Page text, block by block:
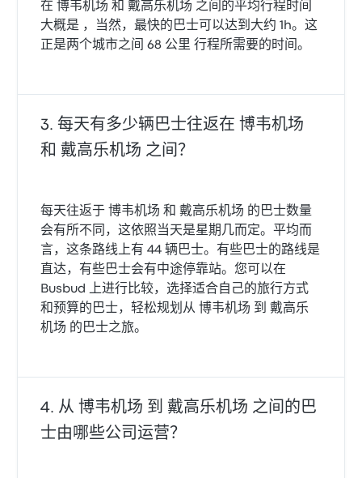
在 博韦机场 和 戴高乐机场 之间的平均行程时间
大概是 ，当然，最快的巴士可以达到大约 1h。这
正是两个城市之间 68 公里 行程所需要的时间。
每天有多少辆巴士往返在 博韦机场
和 戴高乐机场 之间？
每天往返于 博韦机场 和 戴高乐机场 的巴士数量
会有所不同，这依照当天是星期几而定。平均而
言，这条路线上有 44 辆巴士。有些巴士的路线是
直达，有些巴士会有中途停靠站。您可以在
Busbud 上进行比较，选择适合自己的旅行方式
和预算的巴士，轻松规划从 博韦机场 到 戴高乐
机场 的巴士之旅。
从 博韦机场 到 戴高乐机场 之间的巴
士由哪些公司运营？